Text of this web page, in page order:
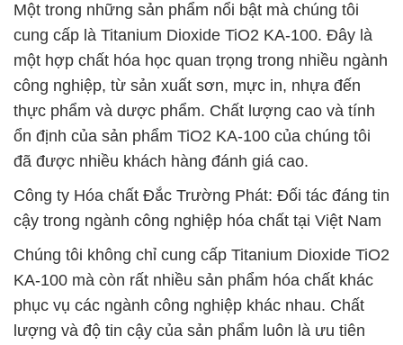
Một trong những sản phẩm nổi bật mà chúng tôi
cung cấp là Titanium Dioxide TiO2 KA-100. Đây là
một hợp chất hóa học quan trọng trong nhiều ngành
công nghiệp, từ sản xuất sơn, mực in, nhựa đến
thực phẩm và dược phẩm. Chất lượng cao và tính
ổn định của sản phẩm TiO2 KA-100 của chúng tôi
đã được nhiều khách hàng đánh giá cao.
Công ty Hóa chất Đắc Trường Phát: Đối tác đáng tin
cậy trong ngành công nghiệp hóa chất tại Việt Nam
Chúng tôi không chỉ cung cấp Titanium Dioxide TiO2
KA-100 mà còn rất nhiều sản phẩm hóa chất khác
phục vụ các ngành công nghiệp khác nhau. Chất
lượng và độ tin cậy của sản phẩm luôn là ưu tiên